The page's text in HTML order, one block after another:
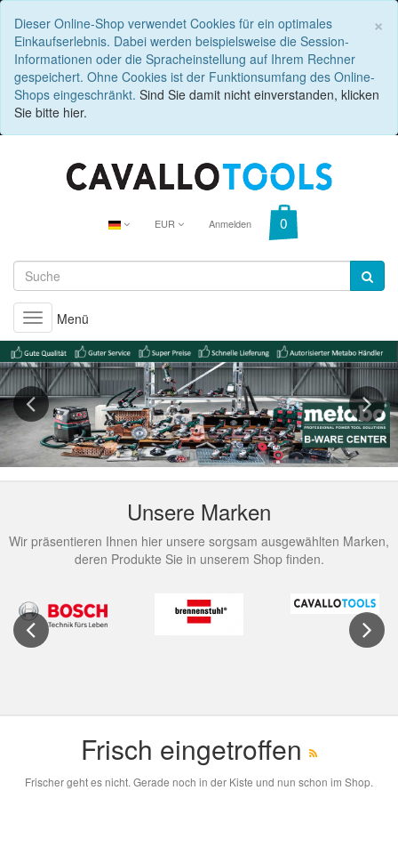
×
Dieser Online-Shop verwendet Cookies für ein optimales
Einkaufserlebnis. Dabei werden beispielsweise die Session-
Informationen oder die Spracheinstellung auf Ihrem Rechner
gespeichert. Ohne Cookies ist der Funktionsumfang des Online-
Shops eingeschränkt. Sind Sie damit nicht einverstanden, klicken
Sie bitte hier.
EUR Anmelden
Toggle
navigation
Menü
Previous Next
Unsere Marken
Wir präsentieren Ihnen hier unsere sorgsam ausgewählten Marken,
deren Produkte Sie in unserem Shop finden.
Frisch eingetroffen
Frischer geht es nicht. Gerade noch in der Kiste und nun schon im Shop.